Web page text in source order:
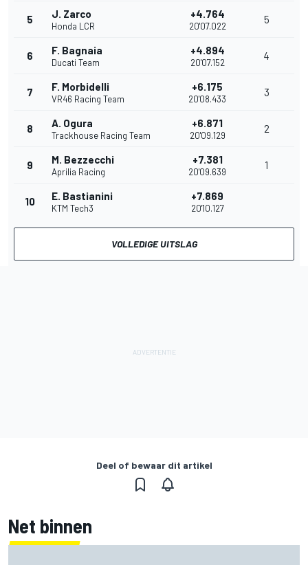
5 J. Zarco
Honda LCR
+4.764
20'07.022
5
6 F. Bagnaia
Ducati Team
+4.894
20'07.152
4
7 F. Morbidelli
VR46 Racing Team
+6.175
20'08.433
3
8 A. Ogura
Trackhouse Racing Team
+6.871
20'09.129
2
9 M. Bezzecchi
Aprilia Racing
+7.381
20'09.639
1
10 E. Bastianini
KTM Tech3
+7.869
20'10.127
VOLLEDIGE UITSLAG
Deel of bewaar dit artikel
Net binnen